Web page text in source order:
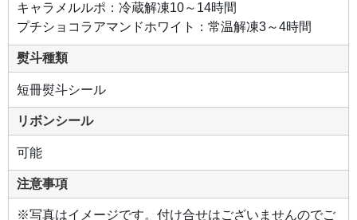
キャラメルルポ：冷蔵解凍10～14時間
プチショコラアマンドホワイト：常温解凍3～4時間
熨斗種類
短冊熨斗シール
リボンシール
可能
注意事項
※写真はイメージです。付け合せはございませんのでご